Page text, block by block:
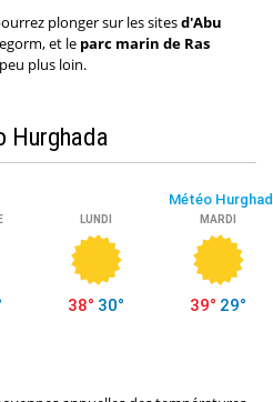
plonger sur les sitesd'Abu
et le parc marin de Ras
plus loin.
Hurghada